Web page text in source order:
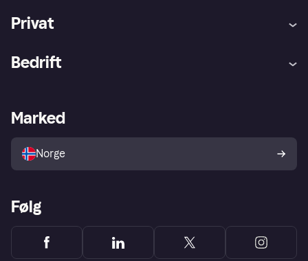
Privat
Utforsk butikker
Bedrift
Merchant portal
Marked
Norge
Følg